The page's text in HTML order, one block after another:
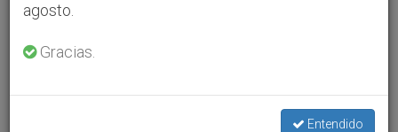
agosto.
Gracias.
Entendido